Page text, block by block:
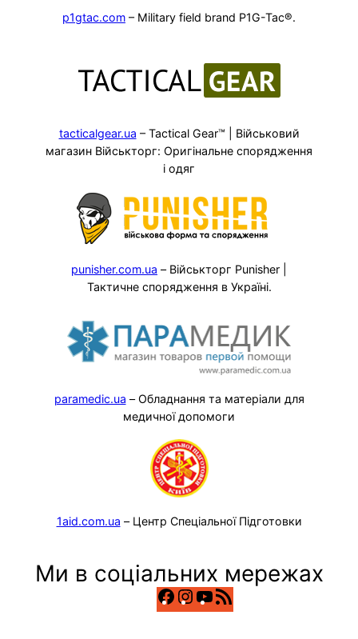
p1gtac.com – Military field brand P1G-Tac®.
tacticalgear.ua – Tactical Gear™ | Військовий
магазин Військторг: Оригінальне спорядження
і одяг
punisher.com.ua – Військторг Punisher |
Тактичне спорядження в Україні.
paramedic.ua – Обладнання та матеріали для
медичної допомоги
1aid.com.ua – Центр Спеціальної Підготовки
Ми в соціальних мережах
Facebook
Instagram
YouTube